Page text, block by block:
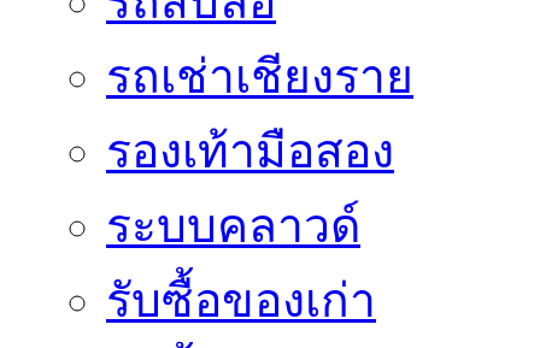
รถเช่าเชียงราย
รองเท้ามือสอง
ระบบคลาวด์
รับซื้อของเก่า